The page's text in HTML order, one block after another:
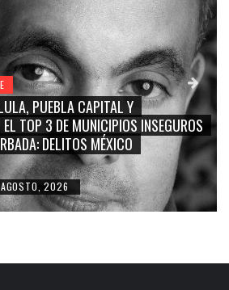
NAY SALVATORI, SERGIO MAYER,
“LA CORCHOLATA”, CUAUHTÉMOC
PINAL: LA TRIVIALIZACIÓN Y
DE LA REPRESENTACIÓN CIUDADANA
/ 4 AGOSTO, 2026